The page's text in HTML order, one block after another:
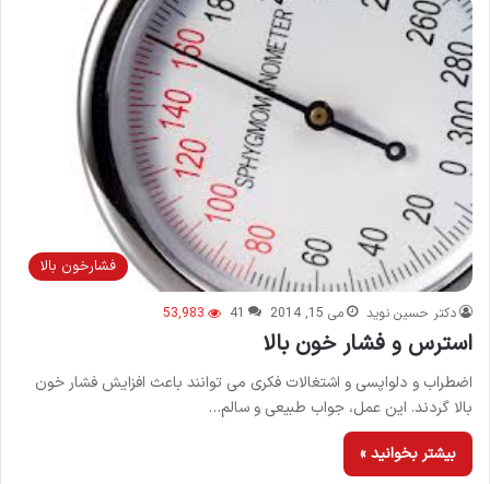
فشارخون بالا
دکتر حسین نوید می 15, 2014 41
53,983
استرس و فشار خون بالا
اضطراب و دلواپسی و اشتغالات فکری می توانند باعث افزایش فشار خون
بالا گردند. این عمل، جواب طبیعی و سالم…
بیشتر بخوانید »